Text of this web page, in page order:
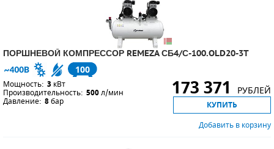
ПОРШНЕВОЙ КОМПРЕССОР REMEZA СБ4/С-100.OLD20-3T
100
Мощность: 3 кВт
Производительность: 500л/мин
Давление: 8бар
173 371 РУБЛЕЙ
КУПИТЬ
Добавить в корзину